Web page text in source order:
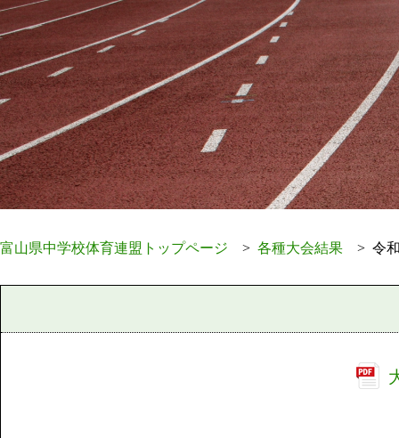
富山県中学校体育連盟トップページ 各種大会結果 令